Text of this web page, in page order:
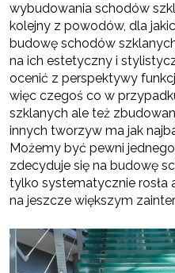
wybudowania schodów
kolejny z powodów, dla
budowę schodów
na ich estetyczny i
ocenić z perspektywy
więc czegoś co w
szklanych ale też
innych tworzyw ma jak
Możemy być pewni
zdecyduje się na budowę
tylko systematycznie rosła
na jeszcze większym